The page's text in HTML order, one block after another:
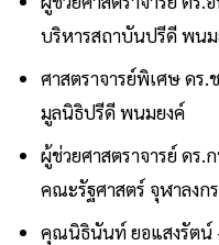
บริหารสถาบันปรีดี พนม
ศาสตราจารย์พิเศษ ดร
มูลนิธิปรีดี พนมยงค์
ผู้ช่วยศาสตราจารย์ ดร.
คณะรัฐศาสตร์ จุฬาลงก
คุณนิธินันท์ ยอแสงรัตน์